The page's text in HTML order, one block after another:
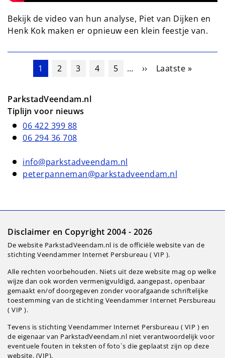
Bekijk de video van hun analyse, Piet van Dijken en
Henk Kok maken er opnieuw een klein feestje van.
Paginering
Huidige pagina
1 Pagina
2 Pagina
3 Pagina
4 Pagina
5 … Volgende pagina
›› Laatste pagina
Laatste »
ParkstadVeendam.nl
Tiplijn voor nieuws
06 422 399 88
06 294 36 708
info@parkstadveendam.nl
peterpanneman@parkstadveendam.nl
Disclaimer en Copyright 2004 - 2026
De website ParkstadVeendam.nl is de officiële website van de
stichting Veendammer Internet Persbureau ( VIP ).
Alle rechten voorbehouden. Niets uit deze website mag op welke
wijze dan ook worden vermenigvuldigd, aangepast, openbaar
gemaakt en/of doorgegeven zonder voorafgaande schriftelijke
toestemming van de stichting Veendammer Internet Persbureau
( VIP ).
Tevens is stichting Veendammer Internet Persbureau ( VIP ) en
de eigenaar van ParkstadVeendam.nl niet verantwoordelijk voor
eventuele fouten in teksten of foto`s die geplaatst zijn op deze
website. (VIP).